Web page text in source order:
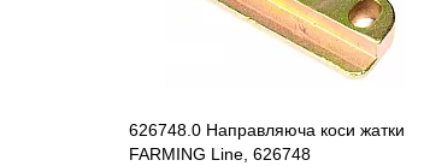
626748.0 Направляюча коси жатки
FARMING Line, 626748